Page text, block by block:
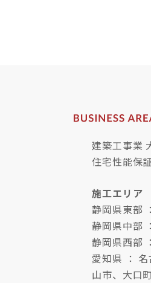
建築工事業
住宅性能保
施工エリア
静岡県東部
静岡県中部
静岡県西部
愛知県 ：
山市、大口